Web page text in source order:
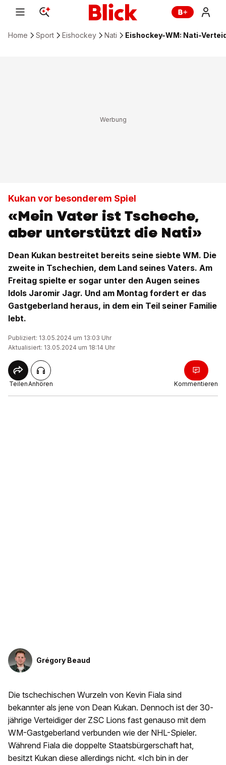
Home Sport Eishockey Nati Eishockey-WM: Nati-
Kukan vor besonderem Spiel
«Mein Vater ist Tscheche,
aber unterstützt die Nati»
Dean Kukan bestreitet bereits seine siebte WM. Die
zweite in Tschechien, dem Land seines Vaters. Am
Freitag spielte er sogar unter den Augen seines
Idols Jaromir Jagr. Und am Montag fordert er das
Gastgeberland heraus, in dem ein Teil seiner Familie
lebt.
Publiziert: 13.05.2024 um 13:03 Uhr
Aktualisiert: 13.05.2024 um 18:14 Uhr
TeilenAnhören Kommentieren
Grégory Beaud
Die tschechischen Wurzeln von Kevin Fiala sind
bekannter als jene von Dean Kukan. Dennoch ist der 30-
jährige Verteidiger der ZSC Lions fast genauso mit dem
WM-Gastgeberland verbunden wie der NHL-Spieler.
Während Fiala die doppelte Staatsbürgerschaft hat,
besitzt Kukan diese allerdings nicht. «Ich bin in der